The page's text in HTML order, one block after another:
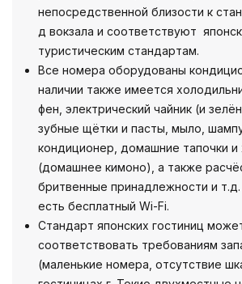
непосредственной близости к
д вокзала и соответствуют
туристическим стандартам.
Все номера оборудованы
наличии также имеется
фен, электрический чайник (и
зубные щётки и пасты, мыло,
кондиционер, домашние тапочки и
(домашнее кимоно), а также
бритвенные принадлежности и
есть бесплатный Wi-Fi.
Стандарт японских гостиниц
соответствовать требованиям
(маленькие номера, отсутствие